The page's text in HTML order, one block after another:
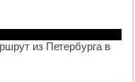
из Петербурга в